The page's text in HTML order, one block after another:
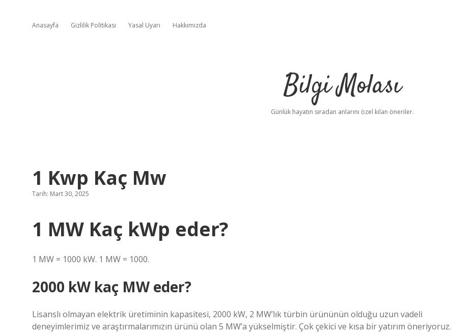
Anasayfa Gizlilik Politikası Yasal Uyarı Hakkımızda
Bilgi Molası
Günlük hayatın sıradan anlarını özel kılan öneriler.
1 Kwp Kaç Mw
Tarih: Mart 30, 2025
1 MW Kaç kWp eder?
1 MW = 1000 kW. 1 MW = 1000.
2000 kW kaç MW eder?
Lisanslı olmayan elektrik üretiminin kapasitesi, 2000 kW, 2 MW’lık türbin ürününün olduğu uzun vadeli
deneyimlerimiz ve araştırmalarımızın ürünü olan 5 MW’a yükselmiştir. Çok çekici ve kısa bir yatırım öneriyoruz.